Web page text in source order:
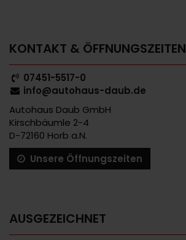
KONTAKT & ÖFFNUNGSZEITEN
07451-5517-0
info@autohaus-daub.de
Autohaus Daub GmbH
Kirschbäumle 2-4
D-72160 Horb a.N.
Unsere Öffnungszeiten
AUSGEZEICHNET